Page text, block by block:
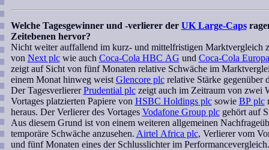
Welche Tagesgewinner und -verlierer der UK Large-Caps
Zeitebenen hervor?
Nicht weiter auffallend im kurz- und mittelfristigen Marktvergleich
von Next plcwie auch Coca-Cola HBC AG und Coca-Cola
zeigt auf Sicht von fünf Monaten relative Schwäche im
einem Monat hinweg weist Glencore plcrelative Stärke gegenüber
Der TagesverliererPrudential plczeigt auch im Zeitraum von zwei
Vortages platzierten Papiere von HSBC Holdings plcsowie BP plc
heraus. Der Verlierer des Vortages Vodafone Group plcgehört auf
Aus diesem Grund ist von einem weiteren allgemeinen
temporäre Schwäche anzusehen. Airtel Africa plc, Verlierer vom
und fünf Monaten eines der Schlusslichter im Performancevergleich.